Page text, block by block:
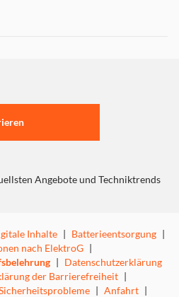
Angebote und Techniktrends
Inhalte | Batterieentsorgung |
nach ElektroG |
| Datenschutzerklärung
der Barrierefreiheit |
| Anfahrt |